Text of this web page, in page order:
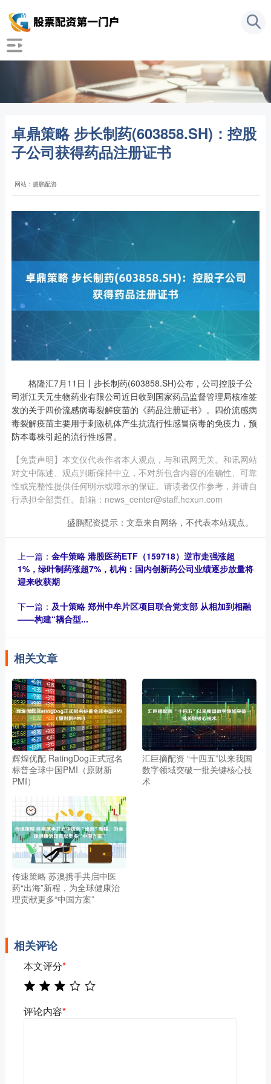
卓鼎策略 步长制药(603858.SH)：控股
子公司获得药品注册证书
网站：盛鹏配资
格隆汇7月11日丨步长制药(603858.SH)公布，公司控股子公
司浙江天元生物药业有限公司近日收到国家药品监督管理局核准签
发的关于四价流感病毒裂解疫苗的《药品注册证书》。四价流感病
毒裂解疫苗主要用于刺激机体产生抗流行性感冒病毒的免疫力，预
防本毒株引起的流行性感冒。
【免责声明】本文仅代表作者本人观点，与和讯网无关。和讯网站
对文中陈述、观点判断保持中立，不对所包含内容的准确性、可靠
性或完整性提供任何明示或暗示的保证。请读者仅作参考，并请自
行承担全部责任。邮箱：news_center@staff.hexun.com
盛鹏配资提示：文章来自网络，不代表本站观点。
上一篇： 金牛策略 港股医药ETF（159718）逆市走强涨超
1%，绿叶制药涨超7%，机构：国内创新药公司业绩逐步放量将
迎来收获期
下一篇： 及十策略 郑州中牟片区项目联合党支部 从相加到相融
——构建“耦合型...
相关文章
辉煌优配 RatingDog正式冠名
标普全球中国PMI（原财新
PMI）
汇巨摘配资 “十四五”以来我国
数字领域突破一批关键核心技
术
传速策略 苏澳携手共启中医
药“出海”新程，为全球健康治
理贡献更多“中国方案”
相关评论
本文评分*
评论内容*